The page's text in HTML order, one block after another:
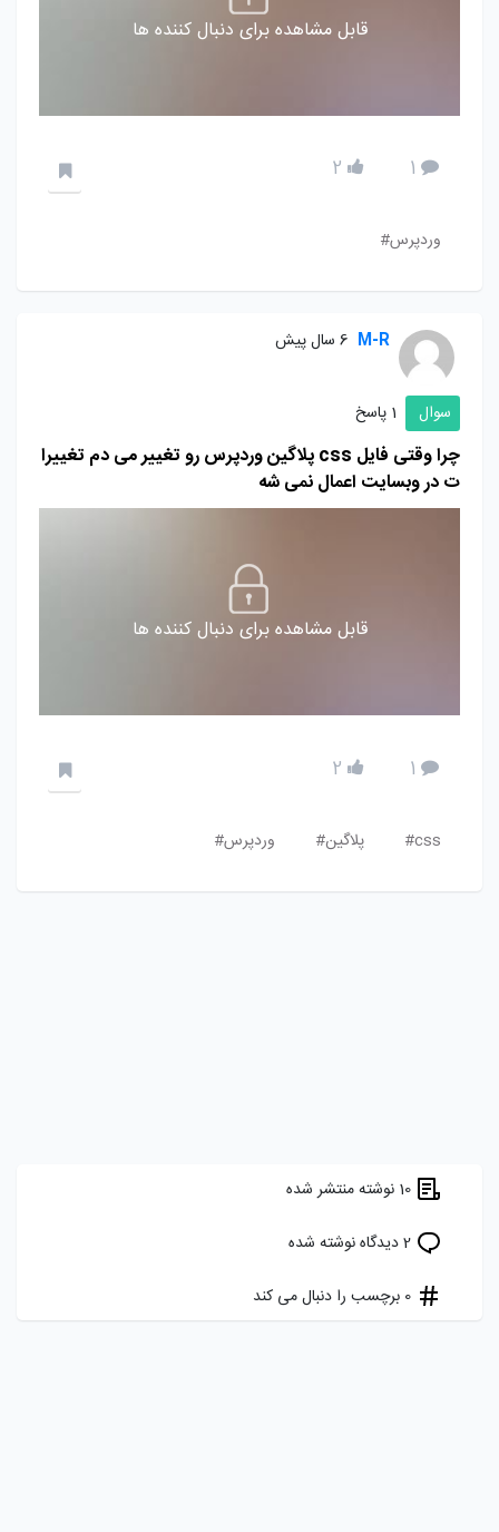
قابل مشاهده برای دنبال کننده ها
1
2
وردپرس#
M-R 6 سال پیش
سوال 1 پاسخ
چرا وقتی فایل css پلاگین وردپرس رو تغییر می دم تغییرا
ت در وبسایت اعمال نمی شه
قابل مشاهده برای دنبال کننده ها
1
2
css# پلاگین# وردپرس#